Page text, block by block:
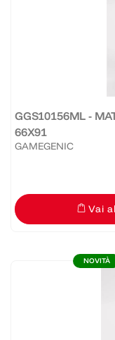
GGS10156ML -
66X91
GAMEGENIC
Vai
NOVITÀ